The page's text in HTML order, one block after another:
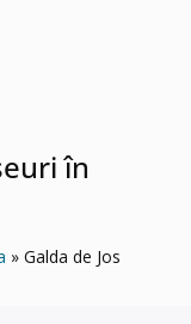
în
Galda de Jos